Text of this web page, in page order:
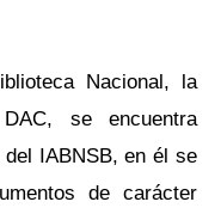
Nacional, la
se encuentra
IABNSB, en él se
de carácter